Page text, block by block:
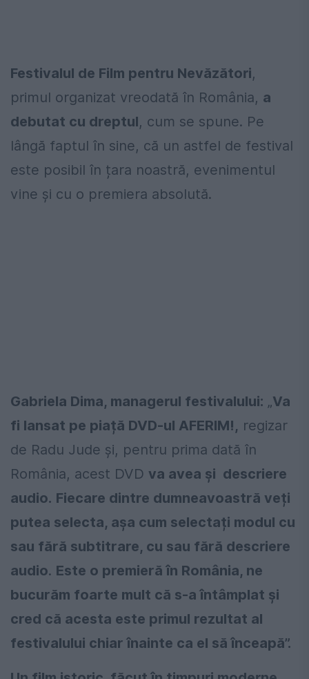
Festivalul de Film pentru Nevăzători,
primul organizat vreodată în România, a
debutat cu dreptul, cum se spune. Pe
lângă faptul în sine, că un astfel de festival
este posibil în țara noastră, evenimentul
vine și cu o premiera absolută.
Gabriela Dima, managerul festivalului: „Va
fi lansat pe piață DVD-ul AFERIM!, regizar
de Radu Jude și, pentru prima dată în
România, acest DVD va avea și descriere
audio. Fiecare dintre dumneavoastră veți
putea selecta, așa cum selectați modul cu
sau fără subtitrare, cu sau fără descriere
audio. Este o premieră în România, ne
bucurăm foarte mult că s-a întâmplat și
cred că acesta este primul rezultat al
festivalului chiar înainte ca el să înceapă”.